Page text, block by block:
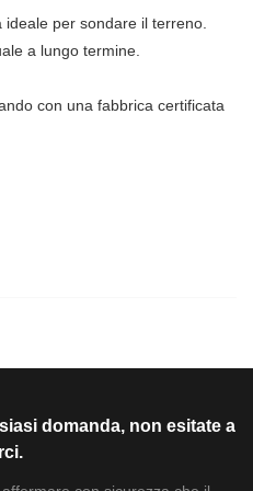
per sondare il terreno.
a lungo termine.
con una fabbrica certificata
domanda, non esitate a